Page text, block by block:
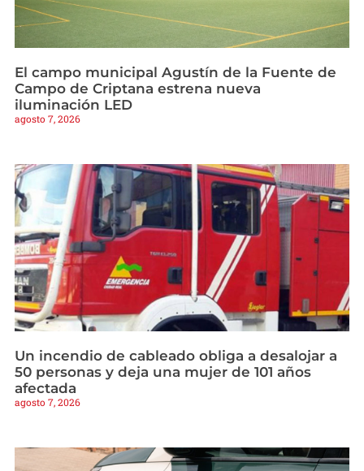
El campo municipal Agustín de la Fuente de
Campo de Criptana estrena nueva
iluminación LED
agosto 7, 2026
Un incendio de cableado obliga a desalojar a
50 personas y deja una mujer de 101 años
afectada
agosto 7, 2026